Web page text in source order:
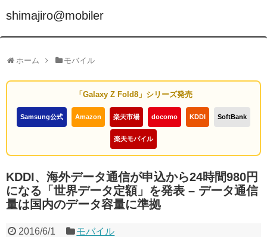
shimajiro@mobiler
ホーム モバイル
「Galaxy Z Fold8」シリーズ発売
Samsung公式 Amazon 楽天市場 docomo KDDI SoftBank
楽天モバイル
KDDI、海外データ通信が申込から24時間980円
になる「世界データ定額」を発表 – データ通信
量は国内のデータ容量に準拠
2016/6/1 モバイル